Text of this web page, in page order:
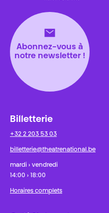
Abonnez-vous à
notre newsletter !
Billetterie
+32 2 203 53 03
billetterie@theatrenational.be
mardi › vendredi
14:00 › 18:00
Horaires complets